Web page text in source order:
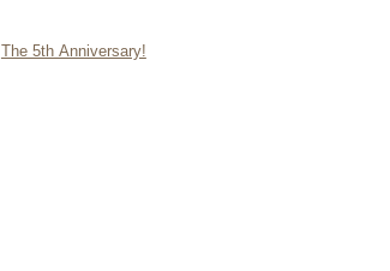
The 5th Anniversary!